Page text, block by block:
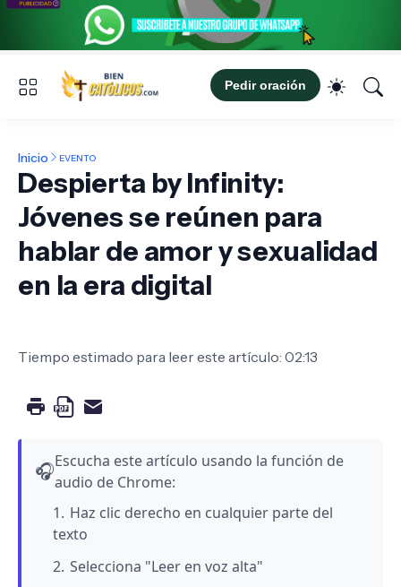
Pedir oración
Inicio EVENTO
Despierta by Infinity:
Jóvenes se reúnen para
hablar de amor y sexualidad
en la era digital
Tiempo estimado para leer este artículo: 02:13
🎧Escucha este artículo usando la función de
audio de Chrome:
Haz clic derecho en cualquier parte del
texto
Selecciona "Leer en voz alta"